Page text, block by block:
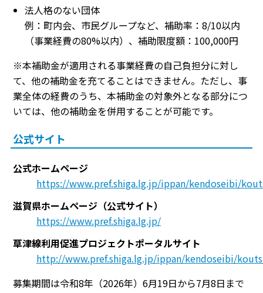
法人格のない団体
例：町内会、市民グループなど、補助率：8/10以内
（事業経費の80%以内）、補助限度額：100,000円
※本補助金が適用される事業経費の自己負担分に対し
て、他の補助金を充てることはできません。ただし、事
業全体の経費のうち、本補助金の対象外となる部分につ
いては、他の補助金を併用することが可能です。
公式サイト
公式ホームページ
https://www.pref.shiga.lg.jp/ippan/kendoseibi/
滋賀県ホームページ（公式サイト）
https://www.pref.shiga.lg.jp/
草津線利用促進プロジェクトポータルサイト
http://www.pref.shiga.lg.jp/ippan/kendoseibi/
募集期間は令和8年（2026年）6月19日から7月8日まで